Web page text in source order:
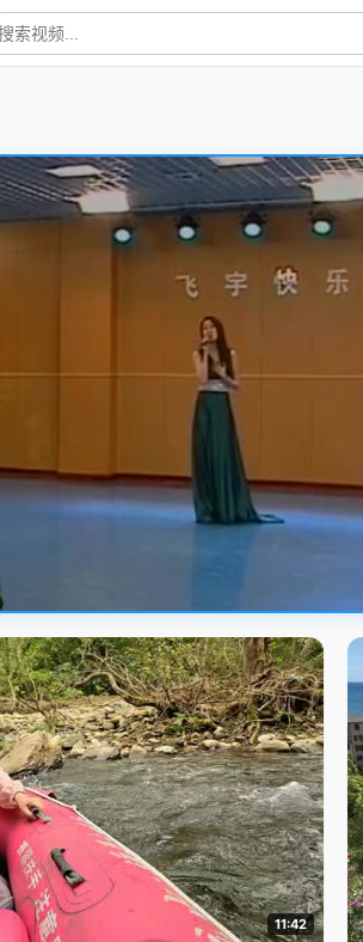
11:42